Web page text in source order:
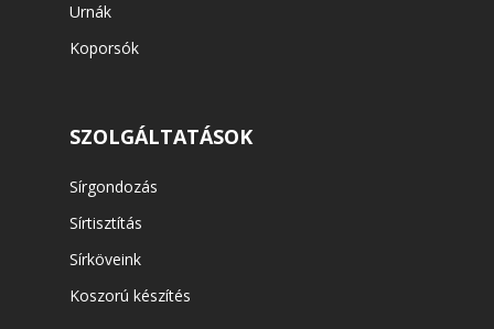
Urnák
Koporsók
SZOLGÁLTATÁSOK
Sírgondozás
Sírtisztítás
Sírköveink
Koszorú készítés